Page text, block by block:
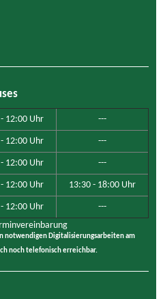
12:00 Uhr ---
12:00 Uhr ---
12:00 Uhr ---
12:00 Uhr 13:30 - 18:00 Uhr
12:00 Uhr
---
notwendigen Digitalisierungsarbeiten am
noch telefonisch erreichbar.